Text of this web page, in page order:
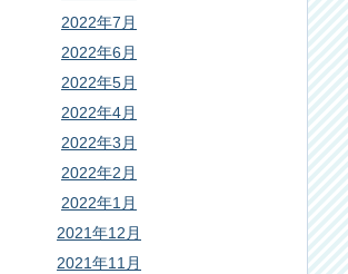
2022年7月
2022年6月
2022年5月
2022年4月
2022年3月
2022年2月
2022年1月
2021年12月
2021年11月